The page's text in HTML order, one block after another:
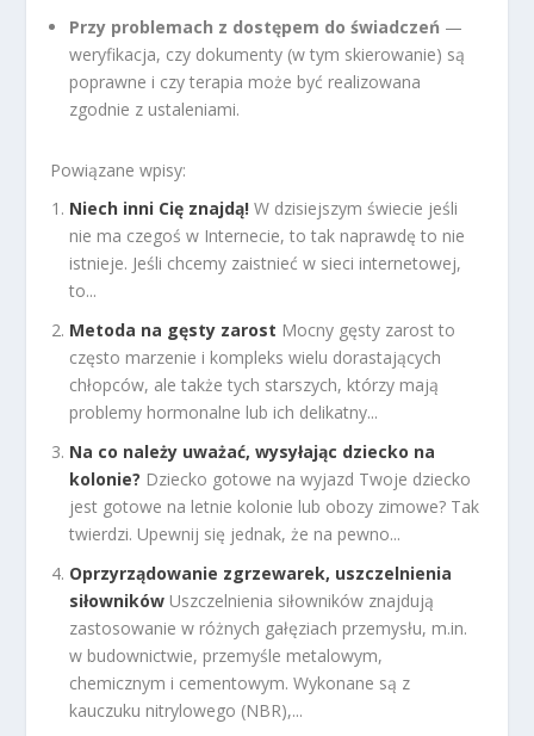
Przy problemach z dostępem do świadczeń —
weryfikacja, czy dokumenty (w tym skierowanie) są
poprawne i czy terapia może być realizowana
zgodnie z ustaleniami.
Powiązane wpisy:
Niech inni Cię znajdą! W dzisiejszym świecie jeśli
nie ma czegoś w Internecie, to tak naprawdę to nie
istnieje. Jeśli chcemy zaistnieć w sieci internetowej,
to...
Metoda na gęsty zarost Mocny gęsty zarost to
często marzenie i kompleks wielu dorastających
chłopców, ale także tych starszych, którzy mają
problemy hormonalne lub ich delikatny...
Na co należy uważać, wysyłając dziecko na
kolonie? Dziecko gotowe na wyjazd Twoje dziecko
jest gotowe na letnie kolonie lub obozy zimowe? Tak
twierdzi. Upewnij się jednak, że na pewno...
Oprzyrządowanie zgrzewarek, uszczelnienia
siłowników Uszczelnienia siłowników znajdują
zastosowanie w różnych gałęziach przemysłu, m.in.
w budownictwie, przemyśle metalowym,
chemicznym i cementowym. Wykonane są z
kauczuku nitrylowego (NBR),...